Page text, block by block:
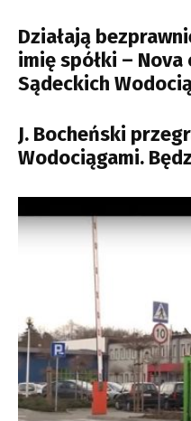
Działają
imię spółki –
Sądeckich
J. Bocheński
Wodociągami.